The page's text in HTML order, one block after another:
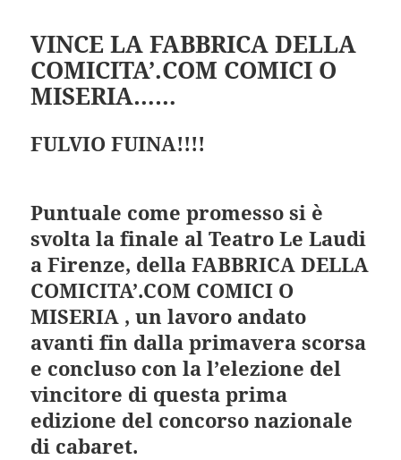
VINCE LA FABBRICA DELLA
COMICITA’.COM COMICI O
MISERIA……
FULVIO FUINA!!!!
Puntuale come promesso si è
svolta la finale al Teatro Le Laudi
a Firenze, della FABBRICA DELLA
COMICITA’.COM COMICI O
MISERIA , un lavoro andato
avanti fin dalla primavera scorsa
e concluso con la l’elezione del
vincitore di questa prima
edizione del concorso nazionale
di cabaret.